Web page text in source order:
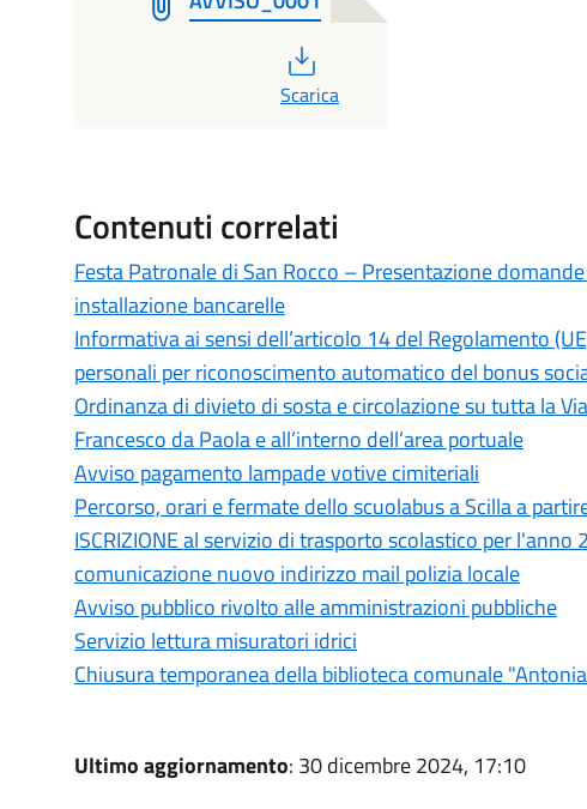
PDF
Scarica
Contenuti correlati
Festa Patronale di San Rocco – Presentazione
installazione bancarelle
Informativa ai sensi dell’articolo 14 del Regolamento
personali per riconoscimento automatico del bonus
Ordinanza di divieto di sosta e circolazione su tutta la
Francesco da Paola e all’interno dell’area portuale
Avviso pagamento lampade votive cimiteriali
Percorso, orari e fermate dello scuolabus a Scilla a
ISCRIZIONE al servizio di trasporto scolastico per l'anno
comunicazione nuovo indirizzo mail polizia locale
Avviso pubblico rivolto alle amministrazioni pubbliche
Servizio lettura misuratori idrici
Chiusura temporanea della biblioteca comunale
Ultimo aggiornamento: 30 dicembre 2024, 17:10